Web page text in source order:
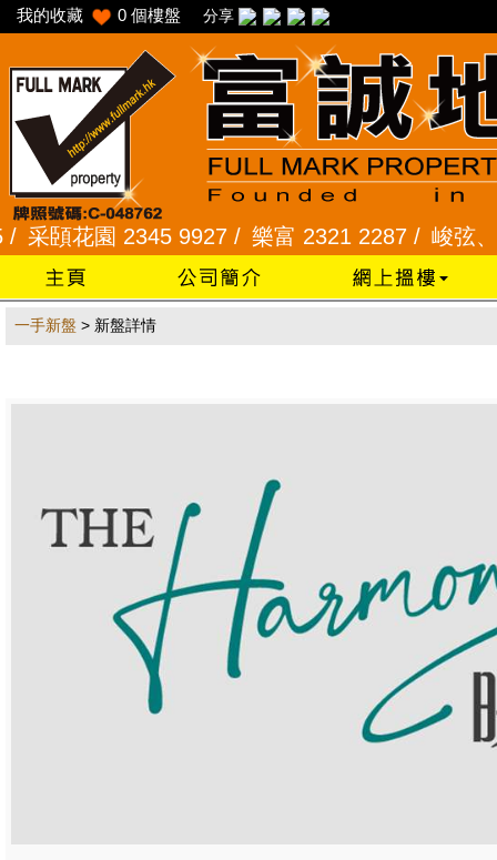
我的收藏 0 個樓盤 分享
頣花園 2345 9927 /樂富 2321 2287 /峻弦、曉
一手新盤 > 新盤詳情